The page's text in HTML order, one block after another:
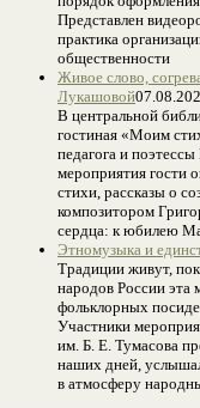
Представлен
практика
общественности
Живое слово,
Лукашовой
В центральной
гостиная «Моим
педагога и
мероприятия гости
стихи, рассказы о
композитором
сердца: к юбилею
Этномузыка и
Традиции живут,
народов России эта
фольклорных
Участники
им. Б. Е. Тумасова
наших дней,
в атмосферу